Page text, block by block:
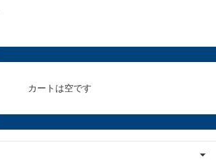
カートは空です